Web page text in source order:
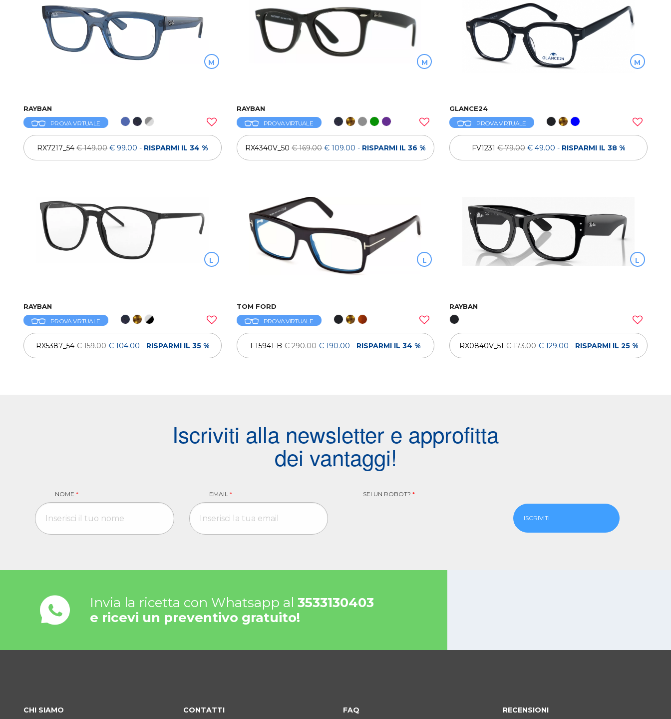
M
RAYBAN
PROVA VIRTUALE
RX7217_54€ 149.00 € 99.00 - RISPARMI IL 34 %
M
RAYBAN
PROVA VIRTUALE
RX4340V_50€ 169.00 € 109.00 - RISPARMI IL 36 %
M
GLANCE24
PROVA VIRTUALE
FV1231€ 79.00 € 49.00 - RISPARMI IL 38 %
L
RAYBAN
PROVA VIRTUALE
RX5387_54€ 159.00 € 104.00 - RISPARMI IL 35 %
L
TOM FORD
PROVA VIRTUALE
FT5941-B€ 290.00 € 190.00 - RISPARMI IL 34 %
L
RAYBAN
RX0840V_51€ 173.00 € 129.00 - RISPARMI IL 25 %
Iscriviti alla newsletter e approfitta
dei vantaggi!
NOME * EMAIL * SEI UN ROBOT? *
ISCRIVITI
Invia la ricetta con Whatsapp al 3533130403
e ricevi un preventivo gratuito!
CHI SIAMO CONTATTI FAQ RECENSIONI